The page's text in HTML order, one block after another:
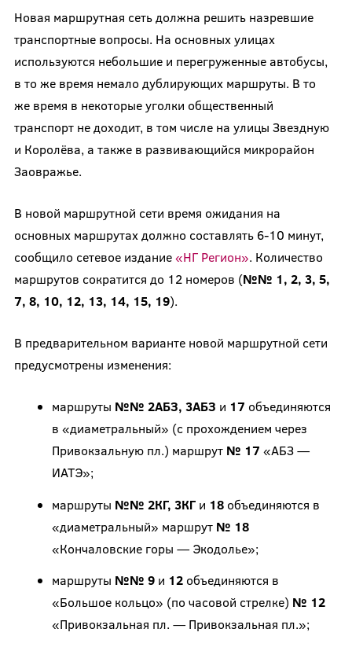
Новая маршрутная сеть должна решить назревшие
транспортные вопросы. На основных улицах
используются небольшие и перегруженные автобусы,
в то же время немало дублирующих маршруты. В то
же время в некоторые уголки общественный
транспорт не доходит, в том числе на улицы Звездную
и Королёва, а также в развивающийся микрорайон
Заовражье.
В новой маршрутной сети время ожидания на
основных маршрутах должно составлять 6-10 минут,
сообщило сетевое издание«НГ Регион». Количество
маршрутов сократится до 12 номеров (№№ 1, 2, 3, 5,
7, 8, 10, 12, 13, 14, 15, 19).
В предварительном варианте новой маршрутной сети
предусмотрены изменения:
маршруты №№ 2АБЗ, 3АБЗ и 17 объединяются
в «диаметральный» (с прохождением через
Привокзальную пл.) маршрут № 17 «АБЗ —
ИАТЭ»;
маршруты №№ 2КГ, 3КГи 18объединяются в
«диаметральный» маршрут № 18
«Кончаловские горы — Экодолье»;
маршруты №№ 9и 12 объединяются в
«Большое кольцо» (по часовой стрелке) № 12
«Привокзальная пл. — Привокзальная пл.»;